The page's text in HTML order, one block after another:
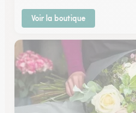
Voir la boutique